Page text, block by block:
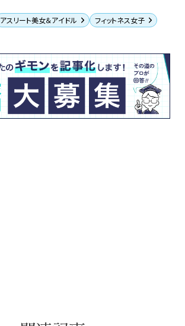
アスリート美女＆アイドル
フィットネス女子